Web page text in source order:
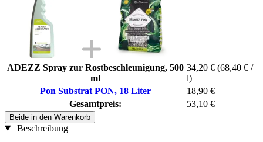
ADEZZ Spray zur Rostbeschleunigung, 500
ml
34,20 € (68,40 € /
l)
Pon Substrat PON, 18 Liter
18,90 €
Gesamtpreis:
53,10 €
Beide in den Warenkorb
Beschreibung